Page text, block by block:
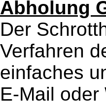
Abholung
Der
Verfahren
einfaches
E-Mail